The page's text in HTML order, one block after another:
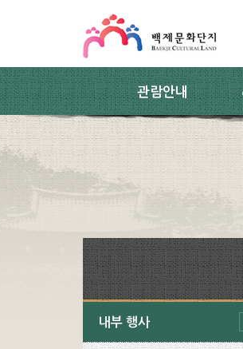
관람안내
내부 행사